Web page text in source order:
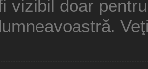
vizibil doar